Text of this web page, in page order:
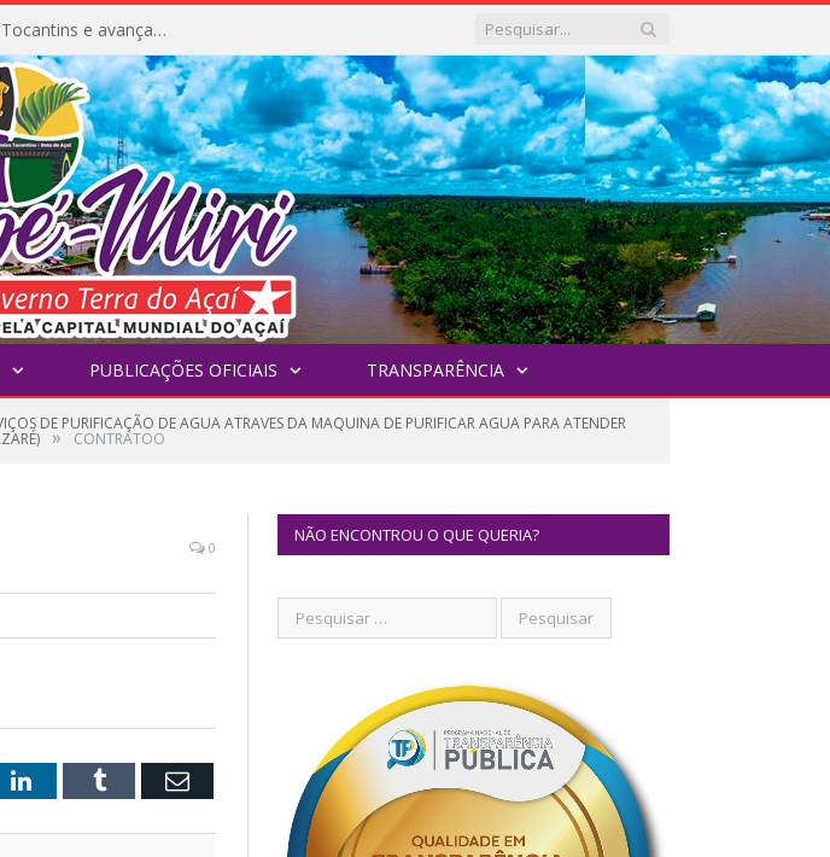
Igarapé-Miri conquista o melhor IDEB do Baixo Tocantins e avança na qualidade da educação pública
PUBLICAÇÕES OFICIAIS TRANSPARÊNCIA
DE PURIFICAÇÃO DE AGUA ATRAVES DA MAQUINA DE PURIFICAR AGUA PARA ATENDER
» CONTRATOO
0
LinkedInTumblr Email
NÃO ENCONTROU O QUE QUERIA?